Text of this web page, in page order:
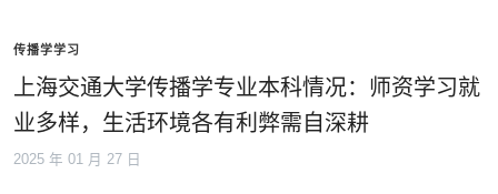
传播学学习
上海交通大学传播学专业本科情况：师资学习就
业多样，生活环境各有利弊需自深耕
2025 年 01 月 27 日